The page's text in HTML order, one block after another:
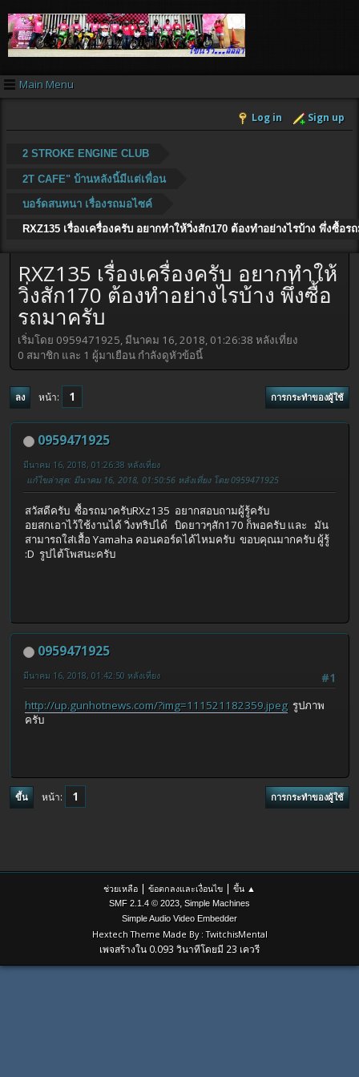
Main Menu
Log in Sign up
2 STROKE ENGINE CLUB
2T CAFE" บ้านหลังนี้มีแต่เพื่อน
บอร์ดสนทนา เรื่องรถมอไซค์
RXZ135 เรื่องเครื่องครับ อยากทำให้วิ่งสัก170 ต้องทำอย่างไรบ้าง พึ่งซื้อร
RXZ135 เรื่องเครื่องครับ อยากทำให้
วิ่งสัก170 ต้องทำอย่างไรบ้าง พึ่งซื้อ
รถมาครับ
เริ่มโดย 0959471925, มีนาคม 16, 2018, 01:26:38 หลังเที่ยง
0 สมาชิก และ 1 ผู้มาเยือน กำลังดูหัวข้อนี้
ลง หน้า 1 การกระทำของผู้ใช้
0959471925
มีนาคม 16, 2018, 01:26:38 หลังเที่ยง
แก้ไขล่าสุด: มีนาคม 16, 2018, 01:50:56 หลังเที่ยง โดย 0959471925
สวัสดีครับ ซื้อรถมาครับRXz135 อยากสอบถามผู้รู้ครับ
อยสกเอาไว้ใช้งานได้ วิ่งทริปได้ บิดยาวๆสัก170 ก็พอครับ และ มัน
สามารถใส่เสื้อ Yamaha คอนคอร์ดได้ไหมครับ ขอบคุณมากครับ ผู้รู้
:D รูปไต้โพสนะครับ
0959471925
#1
มีนาคม 16, 2018, 01:42:50 หลังเที่ยง
http://up.gunhotnews.com/?img=111521182359.jpegรูปภาพ
ครับ
ขึ้น หน้า 1 การกระทำของผู้ใช้
ช่วยเหลือ | ข้อตกลงและเงื่อนไข | ขึ้น ▲
SMF 2.1.4 © 2023, Simple Machines
Simple Audio Video Embedder
Hextech Theme Made By : TwitchisMental
เพจสร้างใน 0.093 วินาทีโดยมี 23 เควรี